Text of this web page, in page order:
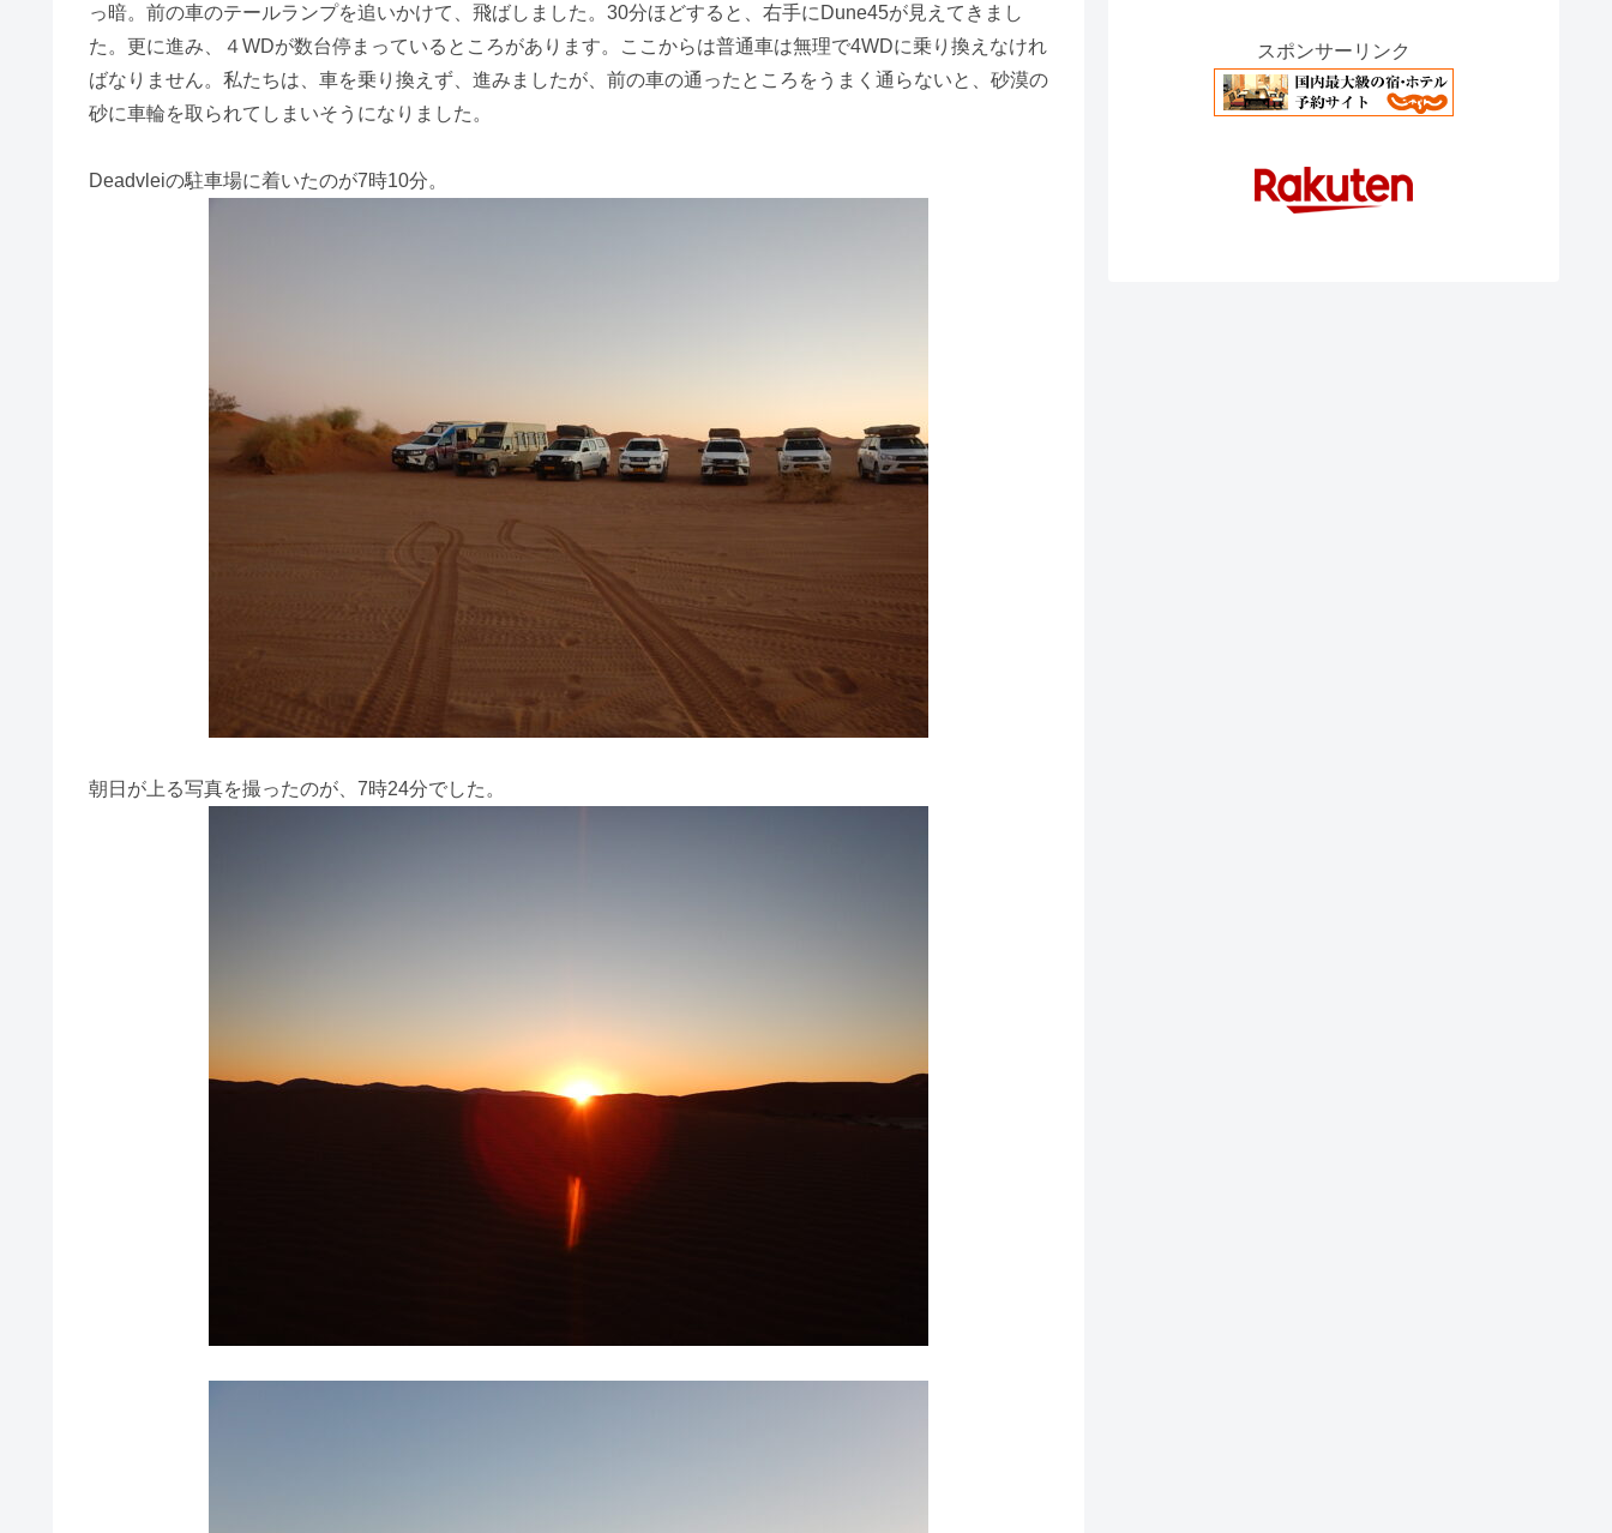
っ暗。前の車のテールランプを追いかけて、飛ばしました。30分ほどすると、右手にDune45が見えてきまし
た。更に進み、４WDが数台停まっているところがあります。ここからは普通車は無理で4WDに乗り換えなけれ
ばなりません。私たちは、車を乗り換えず、進みましたが、前の車の通ったところをうまく通らないと、砂漠の
砂に車輪を取られてしまいそうになりました。
Deadvleiの駐車場に着いたのが7時10分。
朝日が上る写真を撮ったのが、7時24分でした。
スポンサーリンク